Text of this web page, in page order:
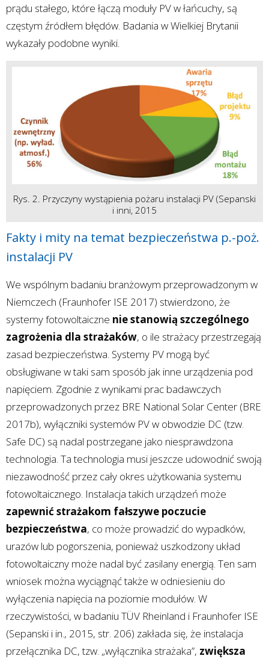
prądu stałego, które łączą moduły PV w łańcuchy, są
częstym źródłem błędów. Badania w Wielkiej Brytanii
wykazały podobne wyniki.
Rys. 2. Przyczyny wystąpienia pożaru instalacji PV (Sepanski
i inni, 2015
Fakty i mity na temat bezpieczeństwa p.-poż.
instalacji PV
We wspólnym badaniu branżowym przeprowadzonym w
Niemczech (Fraunhofer ISE 2017) stwierdzono, że
systemy fotowoltaiczne nie stanowią szczególnego
zagrożenia dla strażaków, o ile strażacy przestrzegają
zasad bezpieczeństwa. Systemy PV mogą być
obsługiwane w taki sam sposób jak inne urządzenia pod
napięciem. Zgodnie z wynikami prac badawczych
przeprowadzonych przez BRE National Solar Center (BRE
2017b), wyłączniki systemów PV w obwodzie DC (tzw.
Safe DC) są nadal postrzegane jako niesprawdzona
technologia. Ta technologia musi jeszcze udowodnić swoją
niezawodność przez cały okres użytkowania systemu
fotowoltaicznego. Instalacja takich urządzeń może
zapewnić strażakom fałszywe poczucie
bezpieczeństwa, co może prowadzić do wypadków,
urazów lub pogorszenia, ponieważ uszkodzony układ
fotowoltaiczny może nadal być zasilany energią. Ten sam
wniosek można wyciągnąć także w odniesieniu do
wyłączenia napięcia na poziomie modułów. W
rzeczywistości, w badaniu TÜV Rheinland i Fraunhofer ISE
(Sepanski i in., 2015, str. 206) zakłada się, że instalacja
przełącznika DC, tzw. „wyłącznika strażaka”, zwiększa